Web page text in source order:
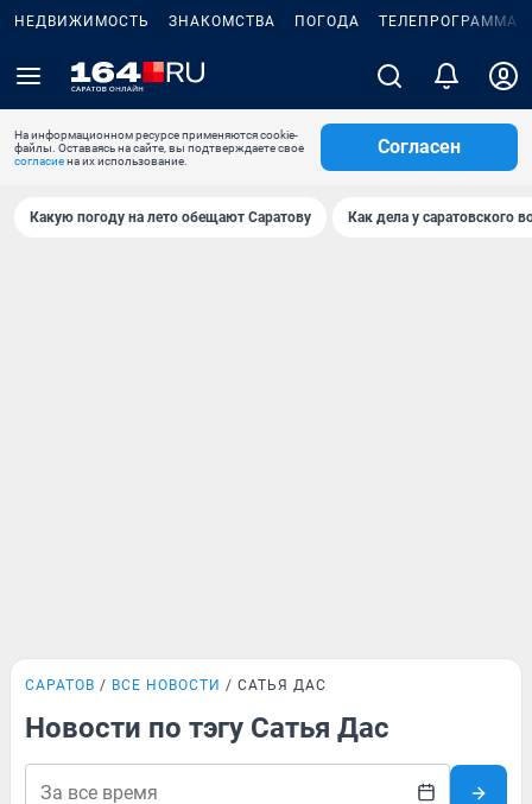
НЕДВИЖИМОСТЬ ЗНАКОМСТВА ПОГОДА ТЕЛЕПРОГРАММА
На информационном ресурсе применяются cookie-
файлы. Оставаясь на сайте, вы подтверждаете свое
согласиена их использование.
Согласен
Какую погоду на лето обещают Саратову Как дела у саратовского
САРАТОВ ВСЕ НОВОСТИ САТЬЯ ДАС
Новости по тэгу Сатья Дас